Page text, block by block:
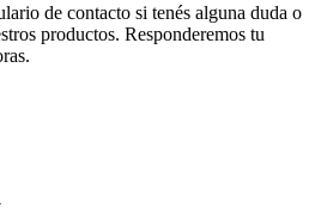
de contacto si tenés alguna duda o
productos. Responderemos tu